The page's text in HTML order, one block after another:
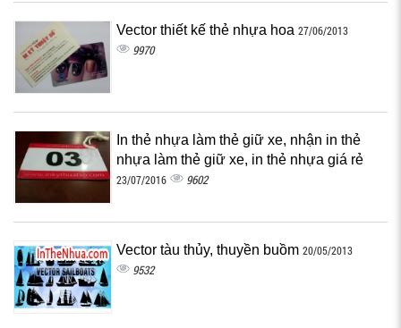
Vector thiết kế thẻ nhựa hoa 27/06/2013
9970
In thẻ nhựa làm thẻ giữ xe, nhận in thẻ
nhựa làm thẻ giữ xe, in thẻ nhựa giá rẻ
23/07/2016 9602
Vector tàu thủy, thuyền buồm 20/05/2013
9532